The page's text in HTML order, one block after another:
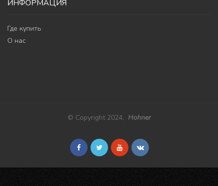
ИНФОРМАЦИЯ
Где купить
О нас
© Copyright 2024, Hohner